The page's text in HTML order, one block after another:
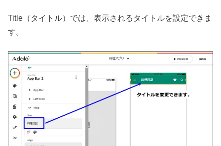
Title（タイトル）では、表示されるタイトルを設定できま
す。